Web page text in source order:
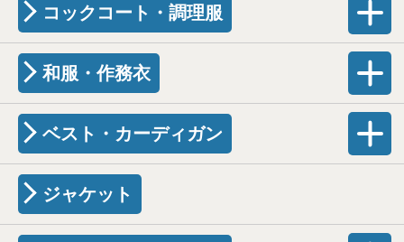
コックコート・調理服
和服・作務衣
ベスト・カーディガン
ジャケット